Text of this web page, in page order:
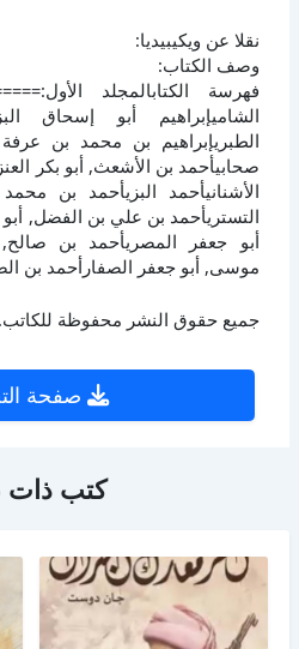
نقلا عن ويكيبيديا:
وصف الكتاب:
فهرسة الكتابالمجلد
الشاميإبراهيم أبو إسحاق
الطبريإبراهيم بن محمد بن
صحابيأحمد بن الأشعث, أبو بكر
الأشنانيأحمد البزيأحمد بن
التستريأحمد بن علي بن الفضل,
أبو جعفر المصريأحمد بن صالح,
موسى, أبو جعفر الصفارأحمد بن
جميع حقوق النشر محفوظة للكاتب.
صفحة
كتب ذات